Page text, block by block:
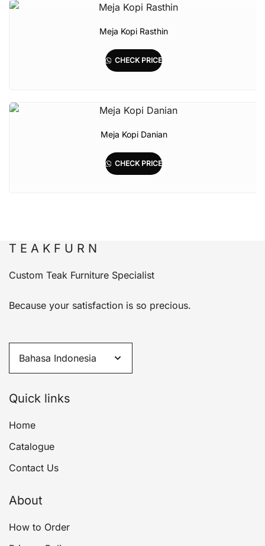
Meja Kopi Rasthin
CHECK PRICE
Meja Kopi Danian
CHECK PRICE
T E A K F U R N
Custom Teak Furniture Specialist
Because your satisfaction is so precious.
Quick links
Home
Catalogue
Contact Us
About
How to Order